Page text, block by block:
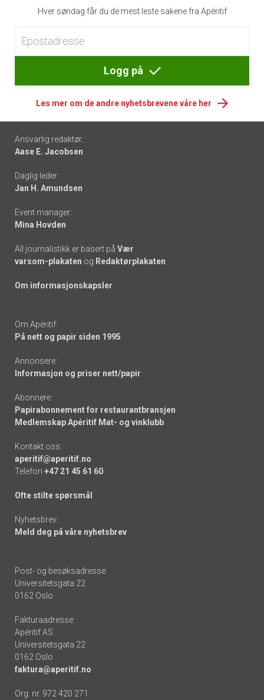
Hver søndag får du de mest leste sakene fra Apéritif
Logg på
Les mer om de andre nyhetsbrevene våre her
Footer
-
links
Ansvarlig redaktør:
Aase E. Jacobsen
Daglig leder:
Jan H. Amundsen
Event manager:
Mina Hovden
All journalistikk er basert på Vær
varsom-plakaten og Redaktørplakaten
Om informasjonskapsler
Om Apéritif:
På nett og papir siden 1995
Annonsere:
Informasjon og priser nett/papir
Abonnere:
Papirabonnement for restaurantbransjen
Medlemskap Apéritif Mat- og vinklubb
Kontakt oss:
aperitif@aperitif.no
Telefon +47 21 45 61 60
Ofte stilte spørsmål
Nyhetsbrev:
Meld deg på våre nyhetsbrev
Post- og besøksadresse:
Universitetsgata 22
0162 Oslo
Fakturaadresse:
Apéritif AS
Universitetsgata 22
0162 Oslo
faktura@aperitif.no
Org. nr. 972 420 271